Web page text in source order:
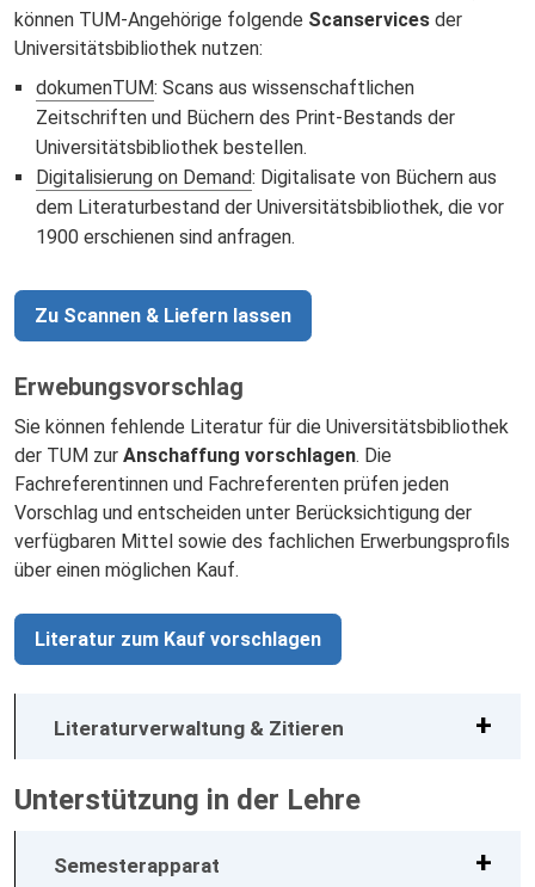
können TUM-Angehörige folgende Scanservices der
Universitätsbibliothek nutzen:
dokumenTUM: Scans aus wissenschaftlichen
Zeitschriften und Büchern des Print-Bestands der
Universitätsbibliothek bestellen.
Digitalisierung on Demand: Digitalisate von Büchern aus
dem Literaturbestand der Universitätsbibliothek, die vor
1900 erschienen sind anfragen.
Zu Scannen & Liefern lassen
Erwebungsvorschlag
Sie können fehlende Literatur für die Universitätsbibliothek
der TUM zur Anschaffung vorschlagen. Die
Fachreferentinnen und Fachreferenten prüfen jeden
Vorschlag und entscheiden unter Berücksichtigung der
verfügbaren Mittel sowie des fachlichen Erwerbungsprofils
über einen möglichen Kauf.
Literatur zum Kauf vorschlagen
Literaturverwaltung & Zitieren
Unterstützung in der Lehre
Semesterapparat